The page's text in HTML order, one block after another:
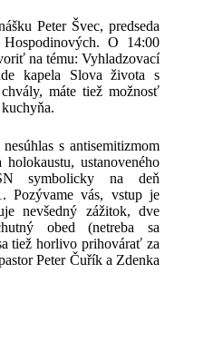
Peter Švec, predseda
O 14:00
na tému: Vyhladzovací
kapela Slova života s
máte tiež možnosť
s antisemitizmom
ustanoveného
symbolicky na deň
Pozývame vás, vstup je
nevšedný zážitok, dve
obed (netreba sa
tiež horlivo prihovárať za
Peter Čuřík a Zdenka